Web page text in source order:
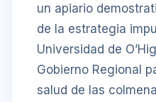
un apiario
de la estrategia
Universidad de
Gobierno Regional
salud de las